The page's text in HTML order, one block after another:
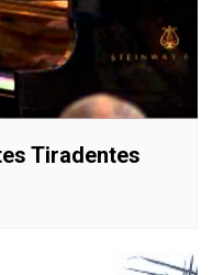
Tiradentes